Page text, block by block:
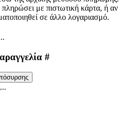
με πιστωτική κάρτα, ή αν
σε άλλο λογαριασμό.
#